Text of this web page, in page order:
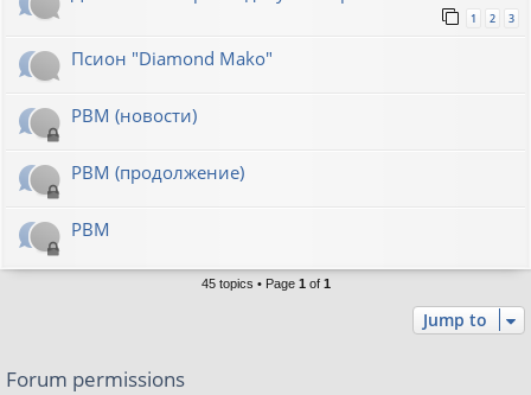
1 2 3
Псион "Diamond Mako"
РВМ (новости)
РВМ (продолжение)
РВМ
45 topics • Page 1 of 1
Jump to
Forum permissions